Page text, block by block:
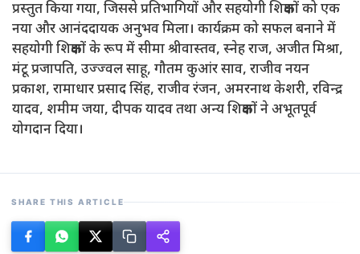
प्रस्तुत किया गया, जिससे प्रतिभागियों और सहयोगी शिक्षकों को एक
नया और आनंददायक अनुभव मिला। कार्यक्रम को सफल बनाने में
सहयोगी शिक्षकों के रूप में सीमा श्रीवास्तव, स्नेह राज, अजीत मिश्रा,
मंटू प्रजापति, उज्ज्वल साहू, गौतम कुआंर साव, राजीव नयन
प्रकाश, रामाधार प्रसाद सिंह, राजीव रंजन, अमरनाथ केशरी, रविन्द्र
यादव, शमीम जया, दीपक यादव तथा अन्य शिक्षकों ने अभूतपूर्व
योगदान दिया।
SHARE THIS ARTICLE